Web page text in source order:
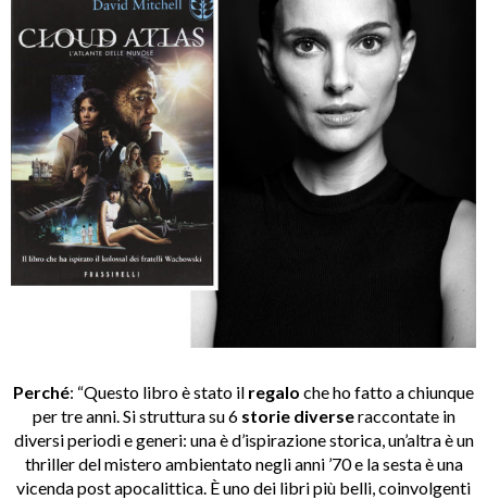
Perché: “Questo libro è stato il regalo che ho fatto a chiunque
per tre anni. Si struttura su 6 storie diverseraccontate in
diversi periodi e generi: una è d’ispirazione storica, un’altra è un
thriller del mistero ambientato negli anni ’70 e la sesta è una
vicenda post apocalittica. È uno dei libri più belli, coinvolgenti